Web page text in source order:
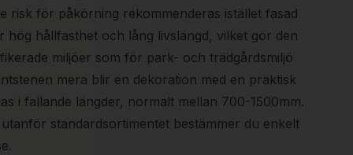
risk för påkörning rekommenderas istället fasad
hög hållfasthet och lång livslängd, vilket gör den
miljöer som för park- och trädgårdsmiljö
mera blir en dekoration med en praktisk
i fallande längder, normalt mellan 700-1500mm.
standardsortimentet bestämmer du enkelt